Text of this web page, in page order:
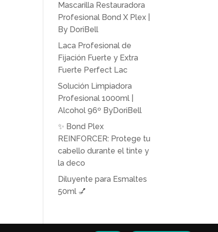
Mascarilla Restauradora
Profesional Bond X Plex |
By DoriBell
Laca Profesional de
Fijación Fuerte y Extra
Fuerte Perfect Lac
Solución Limpiadora
Profesional 1000ml |
Alcohol 96º ByDoriBell
✨ Bond Plex
REINFORCER: Protege tu
cabello durante el tinte y
la deco
Diluyente para Esmaltes
50ml 💅